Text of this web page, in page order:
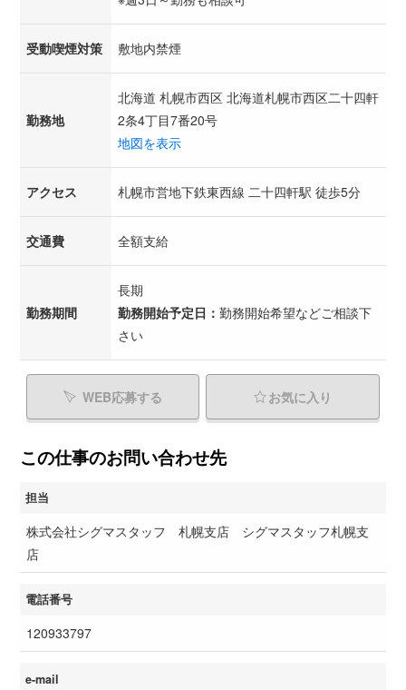
受動喫煙対策 敷地内禁煙
勤務地
北海道 札幌市西区 北海道札幌市西区二十四軒
2条4丁目7番20号
地図を表示
アクセス 札幌市営地下鉄東西線 二十四軒駅 徒歩5分
交通費 全額支給
勤務期間
長期
勤務開始予定日： 勤務開始希望などご相談下
さい
WEB応募する お気に入り
この仕事のお問い合わせ先
担当
株式会社シグマスタッフ 札幌支店 シグマスタッフ札幌支
店
電話番号
120933797
e-mail